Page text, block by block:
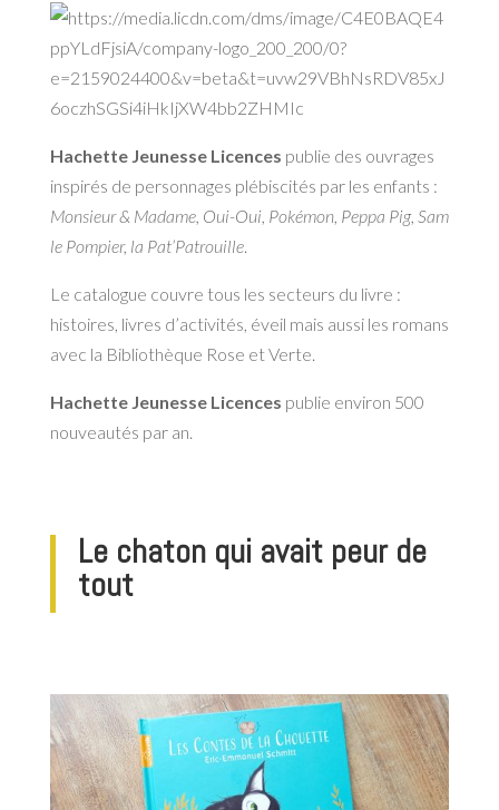
Hachette Jeunesse Licences publie des ouvrages
inspirés de personnages plébiscités par les enfants :
Monsieur & Madame, Oui-Oui, Pokémon, Peppa Pig, Sam
le Pompier, la Pat’Patrouille.
Le catalogue couvre tous les secteurs du livre :
histoires, livres d’activités, éveil mais aussi les romans
avec la Bibliothèque Rose et Verte.
Hachette Jeunesse Licences publie environ 500
nouveautés par an.
Le chaton qui avait peur de
tout